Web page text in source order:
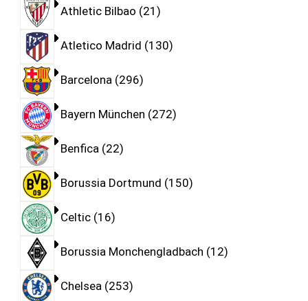
Athletic Bilbao 21
Atletico Madrid 130
Barcelona 296
Bayern München 272
Benfica 22
Borussia Dortmund 150
Celtic 16
Borussia Monchengladbach 12
Chelsea 253